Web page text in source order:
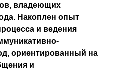
владеющих
Накоплен опыт
и ведения
ориентированный на
и